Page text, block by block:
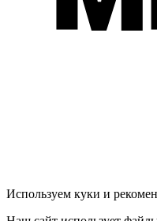
Используем куки и